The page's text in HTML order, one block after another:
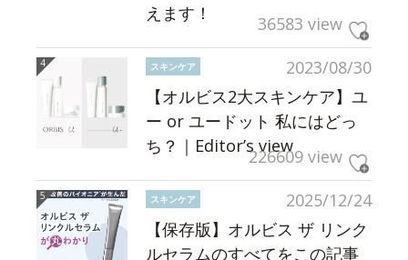
えます！
36583 view
2023/08/30
スキンケア
【オルビス2大スキンケア】ユ
ー or ユードット 私にはどっ
ち？｜Editor’s view226609 view
2025/12/24
スキンケア
【保存版】オルビス ザ リンク
ルセラムのすべてをこの記事